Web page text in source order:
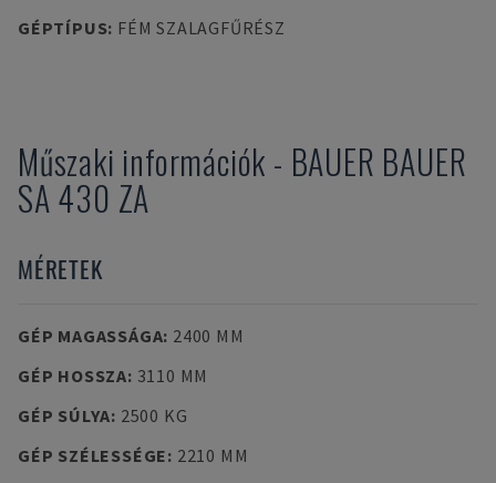
GÉPTÍPUS: FÉM SZALAGFŰRÉSZ
Műszaki információk - BAUER BAUER
SA 430 ZA
MÉRETEK
GÉP MAGASSÁGA: 2400 MM
GÉP HOSSZA: 3110 MM
GÉP SÚLYA: 2500 KG
GÉP SZÉLESSÉGE: 2210 MM